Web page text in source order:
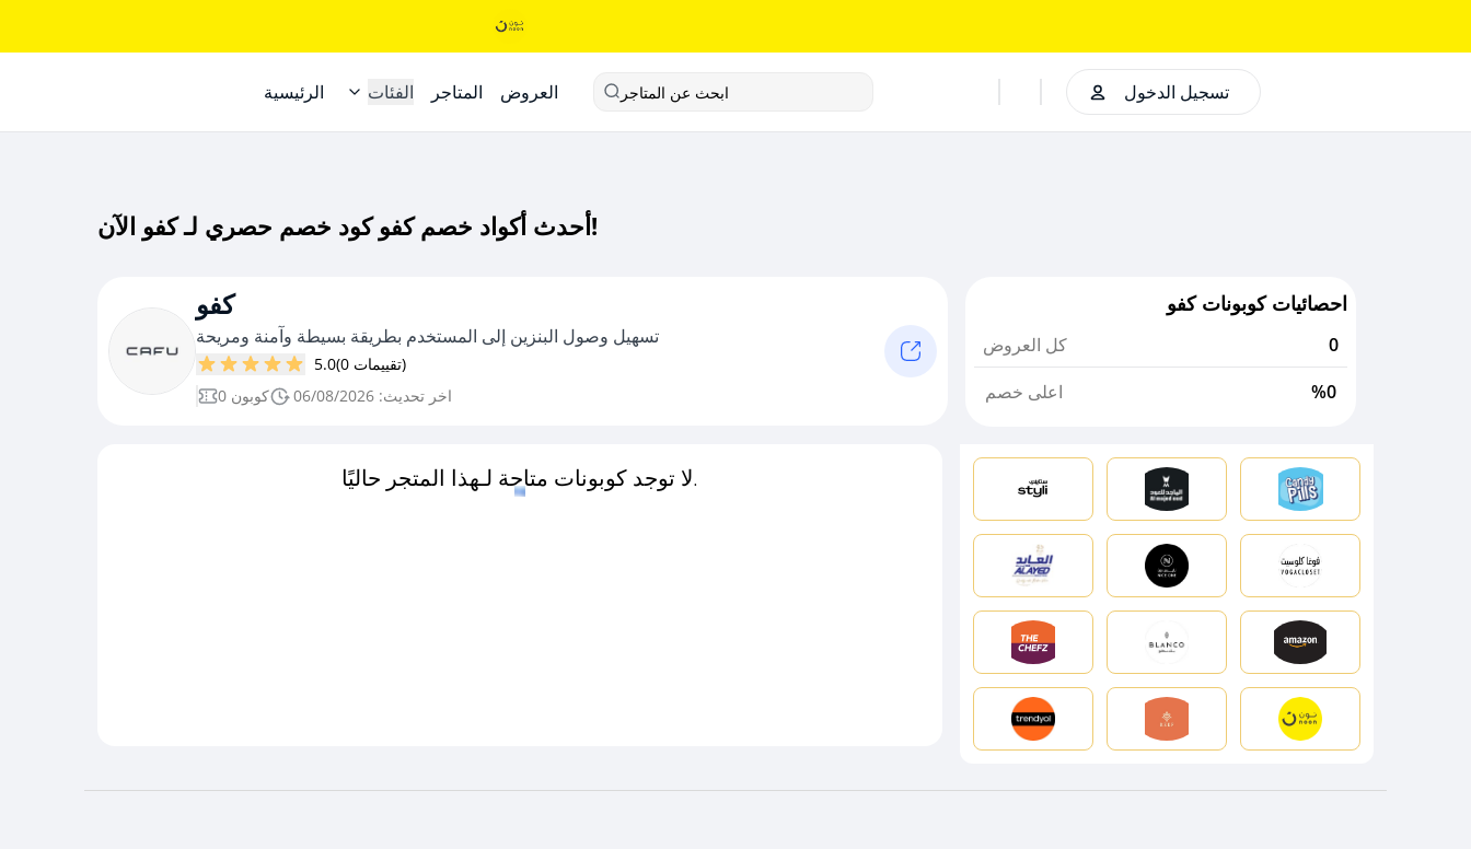
الرئيسية الفئات المتاجر العروض ابحث عن المتاجر تسجيل الدخول
أحدث أكواد خصم كفو كود خصم حصري لـ كفو الآن!
كفو
تسهيل وصول البنزين إلى المستخدم بطريقة بسيطة وآمنة ومريحة
5.0
(0 تقييمات)
0 كوبون
اخر تحديث: 06/08/2026
احصائيات كوبونات كفو
كل العروض
0
اعلى خصم
%0
لا توجد كوبونات متاحة لـهذا المتجر حاليًا.